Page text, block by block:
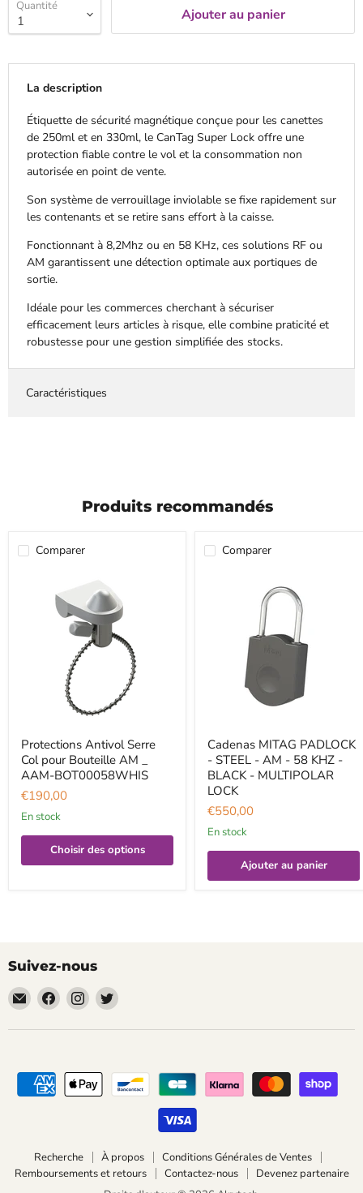
Quantité Ajouter au panier
La description
Étiquette de sécurité magnétique conçue pour les canettes
de 250ml et en 330ml, le CanTag Super Lock offre une
protection fiable contre le vol et la consommation non
autorisée en point de vente.
Son système de verrouillage inviolable se fixe rapidement sur
les contenants et se retire sans effort à la caisse.
Fonctionnant à 8,2Mhz ou en 58 KHz, ces solutions RF ou
AM garantissent une détection optimale aux portiques de
sortie.
Idéale pour les commerces cherchant à sécuriser
efficacement leurs articles à risque, elle combine praticité et
robustesse pour une gestion simplifiée des stocks.
Caractéristiques
Produits recommandés
Comparer
Protections Antivol Serre
Col pour Bouteille AM _
AAM-BOT00058WHIS
€190,00
En stock
Choisir des options
Comparer
Cadenas MITAG PADLOCK
- STEEL - AM - 58 KHZ -
BLACK - MULTIPOLAR
LOCK
€550,00
En stock
Ajouter au panier
Suivez-nous
Email
Alrytech
Trouvez-
nous
sur
Trouvez-
nous
sur
Trouvez-
sur
Recherche À propos
Conditions Générales de Ventes
Remboursements et retours
Contactez-nous
Devenez partenaire